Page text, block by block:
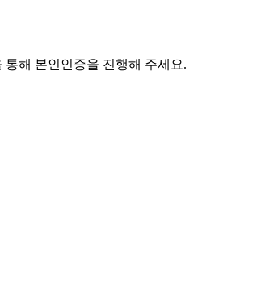
해 본인인증을 진행해 주세요.